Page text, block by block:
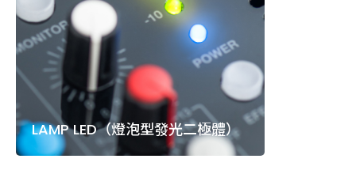
LAMP LED（燈泡型發光二極體）